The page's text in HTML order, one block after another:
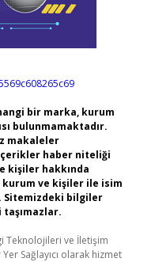
bir marka, kurum
bulunmamaktadır.
makaleler
haber niteliği
kişiler hakkında
kurum ve kişiler ile isim
Sitemizdeki bilgiler
Teknolojileri ve İletişim
Sağlayıcı olarak hizmet